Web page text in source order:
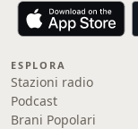
ESPLORA
Stazioni radio
Podcast
Brani Popolari